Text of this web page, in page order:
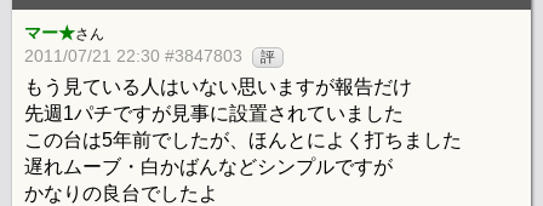
マー★さん
2011/07/21 22:30 #3847803 評
もう見ている人はいない思いますが報告だけ
先週1パチですが見事に設置されていました
この台は5年前でしたが、ほんとによく打ちました
遅れムーブ・白かばんなどシンプルですが
かなりの良台でしたよ